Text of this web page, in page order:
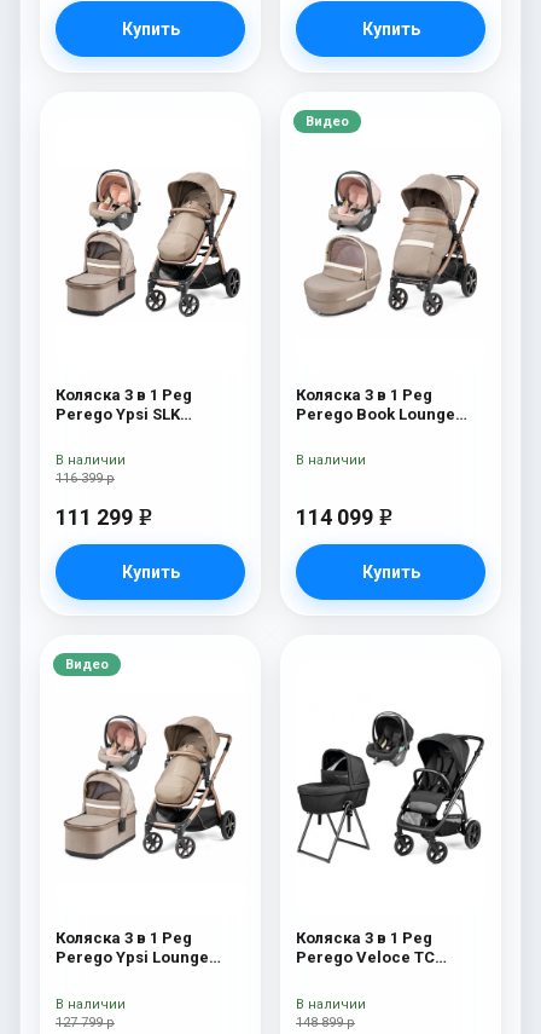
Купить Купить
Коляска 3 в 1 Peg
Perego Ypsi SLK
116 399 р
111 299 e
Купить
В наличии
Видео
Коляска 3 в 1 Peg
Perego Book Lounge
114 099 e
Купить
В наличии
Видео
Коляска 3 в 1 Peg
Perego Ypsi Lounge
127 799 р
В наличии
Коляска 3 в 1 Peg
Perego Veloce TC
Black New
148 899 р
В наличии